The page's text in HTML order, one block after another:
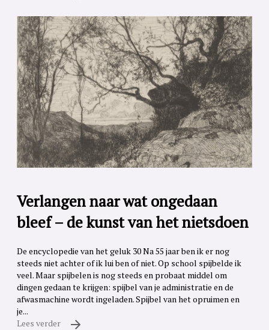
Verlangen naar wat ongedaan
bleef – de kunst van het nietsdoen
De encyclopedie van het geluk 30 Na 55 jaar ben ik er nog
steeds niet achter of ik lui ben of niet. Op school spijbelde ik
veel. Maar spijbelen is nog steeds en probaat middel om
dingen gedaan te krijgen: spijbel van je administratie en de
afwasmachine wordt ingeladen. Spijbel van het opruimen en
je...
Lees verder